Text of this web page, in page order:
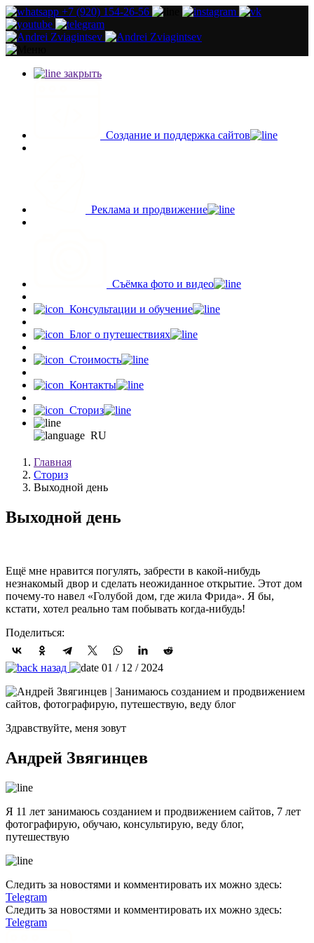
+7 (920) 154-26-56
закрыть
Создание и поддержка сайтов
Реклама и продвижение
Съёмка фото и видео
Консультации и обучение
Блог о путешествиях
Стоимость
Контакты
Сториз
RU
Главная
Сториз
Выходной день
Выходной день
Ещё мне нравится погулять, забрести в какой-нибудь
незнакомый двор и сделать неожиданное открытие. Этот дом
почему-то навел «Голубой дом, где жила Фрида». Я бы,
кстати, хотел реально там побывать когда-нибудь!
Поделиться:
назад 01 / 12 / 2024
Здравствуйте, меня зовут
Андрей Звягинцев
Я 11 лет занимаюсь созданием и продвижением сайтов, 7 лет
фотографирую, обучаю, консультирую, веду блог,
путешествую
Следить за новостями и комментировать их можно здесь:
Telegram
Следить за новостями и комментировать их можно здесь:
Telegram